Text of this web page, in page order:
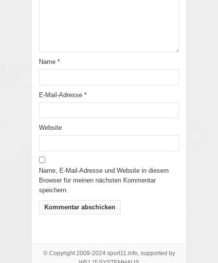
Name *
E-Mail-Adresse *
Website
Name, E-Mail-Adresse und Website in diesem
Browser für meinen nächsten Kommentar
speichern.
© Copyright 2009-2024 sport11.info, supported by